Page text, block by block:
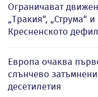
Ограничават
„Тракия“, „Струма“
Кресненското
Европа очаква
слънчево
десетилетия